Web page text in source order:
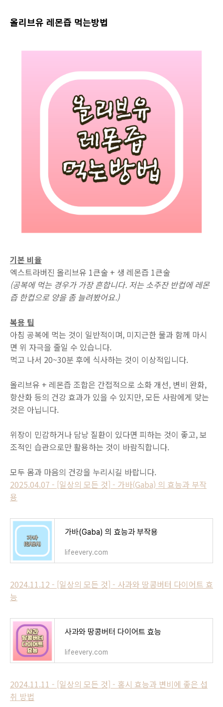
올리브유 레몬즙 먹는방법
기본 비율
엑스트라버진 올리브유 1큰술 + 생 레몬즙 1큰술
(공복에 먹는 경우가 가장 흔합니다. 저는 소주잔 반컵에 레몬
즙 한컵으로 양을 좀 늘려봤어요.)
복용 팁
아침 공복에 먹는 것이 일반적이며, 미지근한 물과 함께 마시
면 위 자극을 줄일 수 있습니다.
먹고 나서 20~30분 후에 식사하는 것이 이상적입니다.
올리브유 + 레몬즙 조합은 간접적으로 소화 개선, 변비 완화,
항산화 등의 건강 효과가 있을 수 있지만, 모든 사람에게 맞는
것은 아닙니다.
위장이 민감하거나 담낭 질환이 있다면 피하는 것이 좋고, 보
조적인 습관으로만 활용하는 것이 바람직합니다.
모두 몸과 마음의 건강을 누리시길 바랍니다.
2025.04.07 - [일상의 모든 것] - 가바(Gaba) 의 효능과 부작
용
가바(Gaba) 의 효능과 부작용
lifeevery.com
2024.11.12 - [일상의 모든 것] - 사과와 땅콩버터 다이어트 효
능
사과와 땅콩버터 다이어트 효능
lifeevery.com
2024.11.11 - [일상의 모든 것] - 홍시 효능과 변비에 좋은 섭
취 방법